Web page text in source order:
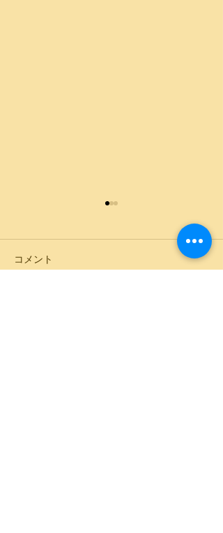
コメント